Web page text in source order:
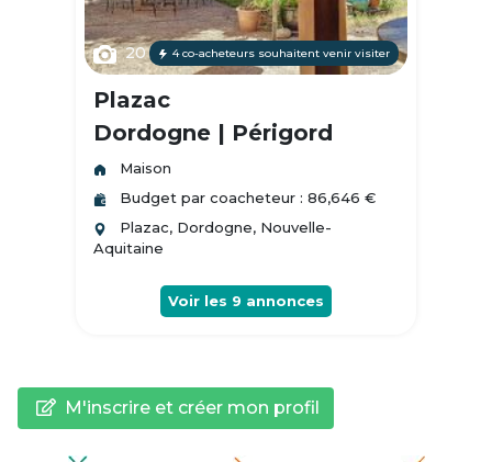
20 4 co-acheteurs souhaitent venir visiter
Plazac
Dordogne | Périgord
Maison
Budget par coacheteur : 86,646 €
Plazac, Dordogne, Nouvelle-
Aquitaine
Voir les 9 annonces
M'inscrire et créer mon profil